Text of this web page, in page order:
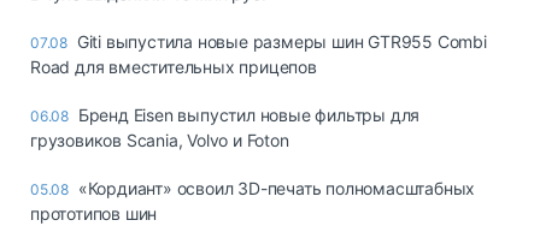
07.08 Giti выпустила новые размеры шин GTR955 Combi
Road для вместительных прицепов
06.08 Бренд Eisen выпустил новые фильтры для
грузовиков Scania, Volvo и Foton
05.08 «Кордиант» освоил 3D-печать полномасштабных
прототипов шин